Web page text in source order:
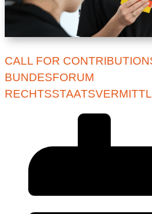
CALL FOR
BUNDESFORUM